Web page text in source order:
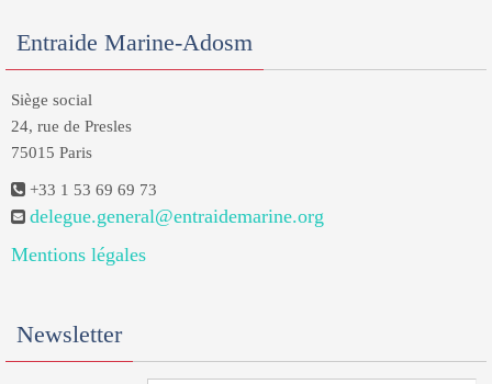
Entraide Marine-Adosm
Siège social
24, rue de Presles
75015 Paris
+33 1 53 69 69 73
delegue.general@entraidemarine.org
Mentions légales
Newsletter